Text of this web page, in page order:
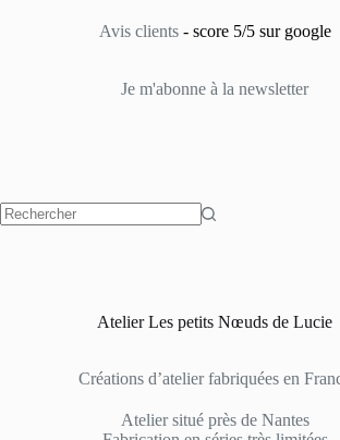
Avis clients- score 5/5 sur google
Je m'abonne à la newsletter
Atelier Les petits Nœuds de Lucie
Créations d’atelier fabriquées en
Atelier situé près de Nantes